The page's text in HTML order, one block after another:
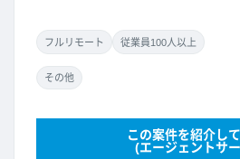
フルリモート 従業員100人以上
その他
この案件を紹介し
(エージェントサ